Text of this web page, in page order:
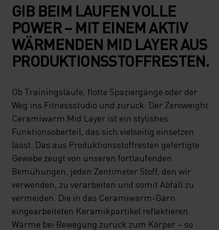
GIB BEIM LAUFEN VOLLE
POWER – MIT EINEM AKTIV
WÄRMENDEN MID LAYER AUS
PRODUKTIONSSTOFFRESTEN.
Ob Trainingsläufe, flotte Spaziergänge oder der
Weg ins Fitnessstudio und zurück: Der Zeroweight
Ceramiwarm Mid Layer ist ein stylishes
Funktionsoberteil, das sich vielseitig einsetzen
lässt. Das aus Produktionsstoffresten gefertigte
Gewebe zeugt von unseren fortlaufenden
Bemühungen, jeden Zentimeter Stoff, den wir
verwenden, zu verarbeiten und somit Abfall zu
vermeiden. Die in das Ceramiwarm-Garn
eingearbeiteten Keramikpartikel reflektieren
Wärme bei Bewegung zurück zum Körper – so